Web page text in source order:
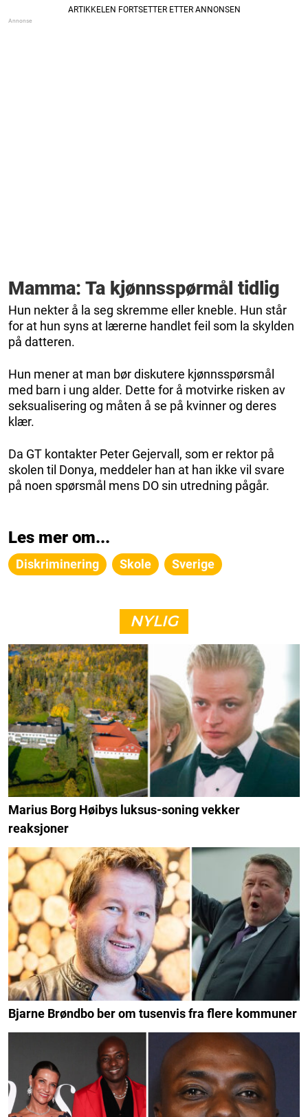
Mamma: Ta kjønnsspørmål tidlig
Hun nekter å la seg skremme eller kneble. Hun står
for at hun syns at lærerne handlet feil som la skylden
på datteren.
Hun mener at man bør diskutere kjønnsspørsmål
med barn i ung alder. Dette for å motvirke risken av
seksualisering og måten å se på kvinner og deres
klær.
Da GT kontakter Peter Gejervall, som er rektor på
skolen til Donya, meddeler han at han ikke vil svare
på noen spørsmål mens DO sin utredning pågår.
Les mer om...
Diskriminering Skole Sverige
NYLIG
Marius Borg Høibys luksus-soning vekker
reaksjoner
Bjarne Brøndbo ber om tusenvis fra flere kommuner